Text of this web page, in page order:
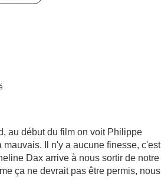
au début du film on voit Philippe
Il n'y a aucune finesse, c'est
Dax arrive à nous sortir de notre
ça ne devrait pas être permis, nous